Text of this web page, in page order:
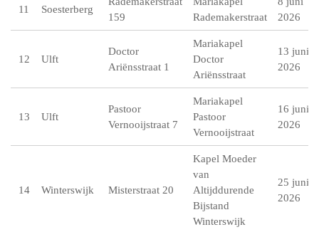
11 Soesterberg
159
Rademakerstraat
2026
12 Ulft
Doctor
Ariënsstraat 1
Mariakapel
Doctor
Ariënsstraat
13 juni
2026
13 Ulft
Pastoor
Vernooijstraat 7
Mariakapel
Pastoor
Vernooijstraat
16 juni
2026
14 Winterswijk Misterstraat 20
Kapel Moeder
van
Altijddurende
Bijstand
Winterswijk
25 juni
2026